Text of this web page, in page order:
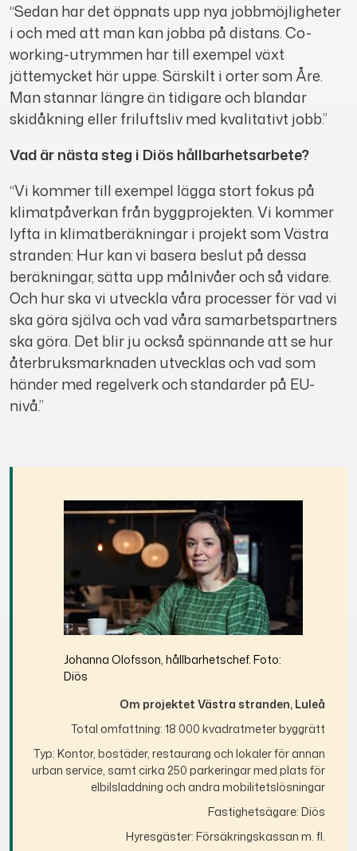
“Sedan har det öppnats upp nya jobbmöjligheter
i och med att man kan jobba på distans. Co-
working-utrymmen har till exempel växt
jättemycket här uppe. Särskilt i orter som Åre.
Man stannar längre än tidigare och blandar
skidåkning eller friluftsliv med kvalitativt jobb.”
Vad är nästa steg i Diös hållbarhetsarbete?
“Vi kommer till exempel lägga stort fokus på
klimatpåverkan från byggprojekten. Vi kommer
lyfta in klimatberäkningar i projekt som Västra
stranden: Hur kan vi basera beslut på dessa
beräkningar, sätta upp målnivåer och så vidare.
Och hur ska vi utveckla våra processer för vad vi
ska göra själva och vad våra samarbetspartners
ska göra. Det blir ju också spännande att se hur
återbruksmarknaden utvecklas och vad som
händer med regelverk och standarder på EU-
nivå.”
Johanna Olofsson, hållbarhetschef. Foto:
Diös
Om projektet Västra stranden, Luleå
Total omfattning: 18 000 kvadratmeter byggrätt
Typ: Kontor, bostäder, restaurang och lokaler för annan
urban service, samt cirka 250 parkeringar med plats för
elbilsladdning och andra mobilitetslösningar
Fastighetsägare: Diös
Hyresgäster: Försäkringskassan m. fl.